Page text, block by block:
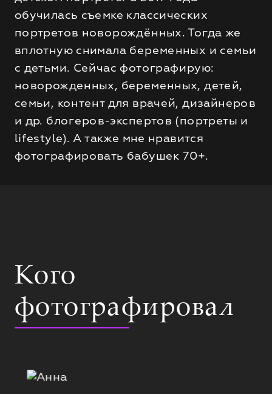
обучилась съемке классических
портретов новорождённых. Тогда же
вплотную снимала беременных и семьи
с детьми. Сейчас фотографирую:
новорожденных, беременных, детей,
семьи, контент для врачей, дизайнеров
и др. блогеров-экспертов (портреты и
lifestyle). А также мне нравится
фотографировать бабушек 70+.
Кого
фотографировал